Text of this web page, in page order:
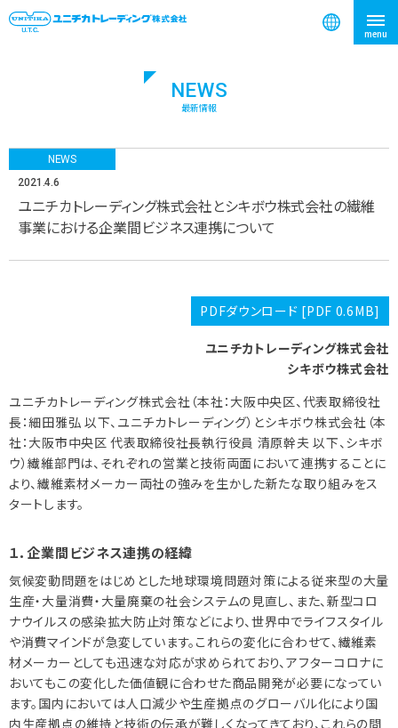
NEWS
最新情報
NEWS
2021.4.6
ユニチカトレーディング株式会社とシキボウ株式会社の繊維
事業における企業間ビジネス連携について
PDFダウンロード [PDF 0.6MB]
ユニチカトレーディング株式会社
シキボウ株式会社
ユニチカトレーディング株式会社（本社：大阪中央区、代表取締役社
長：細田雅弘 以下、ユニチカトレーディング）とシキボウ株式会社（本
社：大阪市中央区 代表取締役社長執行役員 清原幹夫 以下、シキボ
ウ）繊維部門は、それぞれの営業と技術両面において連携することに
より、繊維素材メーカー両社の強みを生かした新たな取り組みをス
タートします。
１．企業間ビジネス連携の経緯
気候変動問題をはじめとした地球環境問題対策による従来型の大量
生産・大量消費・大量廃棄の社会システムの見直し、また、新型コロ
ナウイルスの感染拡大防止対策などにより、世界中でライフスタイル
や消費マインドが急変しています。これらの変化に合わせて、繊維素
材メーカーとしても迅速な対応が求められており、アフターコロナに
おいてもこの変化した価値観に合わせた商品開発が必要になってい
ます。国内においては人口減少や生産拠点のグローバル化により国
内生産拠点の維持と技術の伝承が難しくなってきており、これらの問